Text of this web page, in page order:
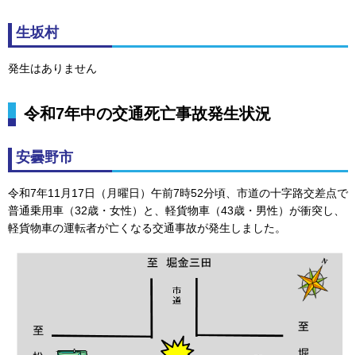
生坂村
発生はありません
令和7年中の交通死亡事故発生状況
安曇野市
令和7年11月17日（月曜日）午前7時52分頃、市道の十字路交差点で
普通乗用車（32歳・女性）と、軽貨物車（43歳・男性）が衝突し、
軽貨物車の運転者が亡くなる交通事故が発生しました。